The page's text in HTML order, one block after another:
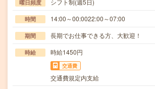
曜日頻度 シフト制(週5日)
時間 14:00～00:0022:00～07:00
期間 長期でお仕事できる方、大歓迎！
時給 時給1450円
交通費
交通費規定内支給